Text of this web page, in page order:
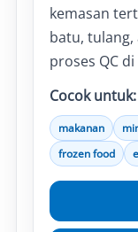
kemasan
batu,
proses QC
Cocok untuk:
makanan
frozen food